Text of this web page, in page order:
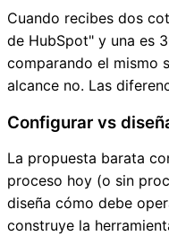
Cuando recibes dos
de HubSpot" y una es
comparando el mismo
alcance no. Las
Configurar vs
La propuesta barata
proceso hoy (o sin
diseña cómo debe
construye la